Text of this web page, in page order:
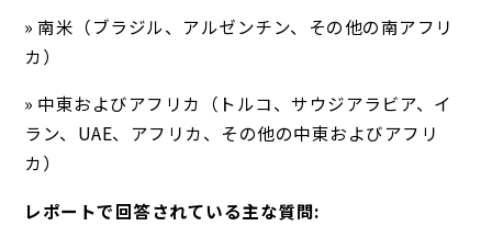
» 南米（ブラジル、アルゼンチン、その他の南アフリ
カ）
» 中東およびアフリカ（トルコ、サウジアラビア、イ
ラン、UAE、アフリカ、その他の中東およびアフリ
カ）
レポートで回答されている主な質問: